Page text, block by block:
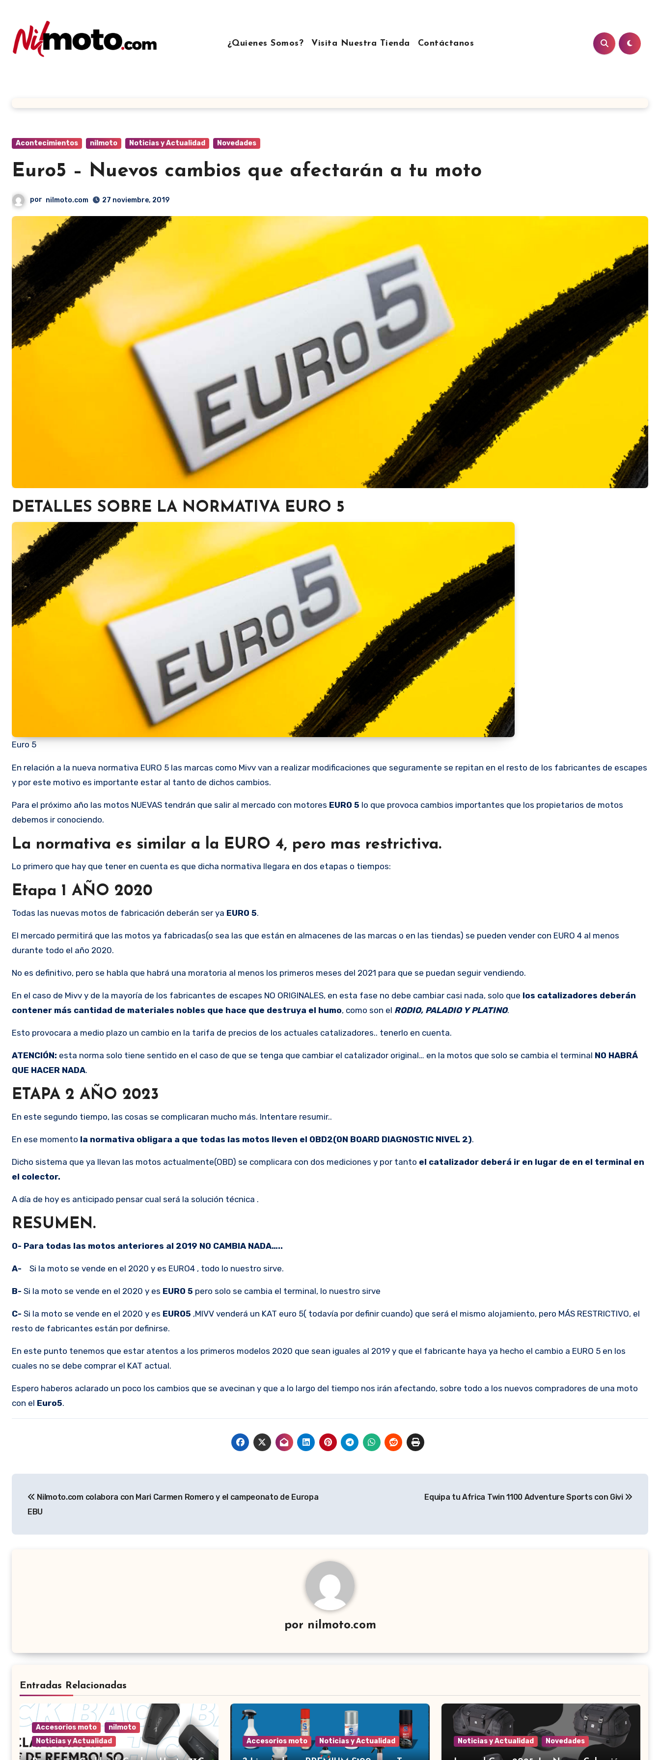
¿Quienes Somos? Visita Nuestra Tienda Contáctanos
Acontecimientos nilmoto Noticias y Actualidad Novedades
Euro5 – Nuevos cambios que afectarán a tu moto
por nilmoto.com 27 noviembre, 2019
DETALLES SOBRE LA NORMATIVA EURO 5
Euro 5
En relación a la nueva normativa EURO 5 las marcas como Mivv van a realizar modificaciones que seguramente se repitan en el resto de los fabricantes de escapes
y por este motivo es importante estar al tanto de dichos cambios.
Para el próximo año las motos NUEVAS tendrán que salir al mercado con motores EURO 5 lo que provoca cambios importantes que los propietarios de motos
debemos ir conociendo.
La normativa es similar a la EURO 4, pero mas restrictiva.
Lo primero que hay que tener en cuenta es que dicha normativa llegara en dos etapas o tiempos:
Etapa 1 AÑO 2020
Todas las nuevas motos de fabricación deberán ser ya EURO 5.
El mercado permitirá que las motos ya fabricadas(o sea las que están en almacenes de las marcas o en las tiendas) se pueden vender con EURO 4 al menos
durante todo el año 2020.
No es definitivo, pero se habla que habrá una moratoria al menos los primeros meses del 2021 para que se puedan seguir vendiendo.
En el caso de Mivv y de la mayoría de los fabricantes de escapes NO ORIGINALES, en esta fase no debe cambiar casi nada, solo que los catalizadores deberán
contener más cantidad de materiales nobles que hace que destruya el humo, como son el RODIO, PALADIO Y PLATINO.
Esto provocara a medio plazo un cambio en la tarifa de precios de los actuales catalizadores.. tenerlo en cuenta.
ATENCIÓN: esta norma solo tiene sentido en el caso de que se tenga que cambiar el catalizador original… en la motos que solo se cambia el terminal NO HABRÁ
QUE HACER NADA.
ETAPA 2 AÑO 2023
En este segundo tiempo, las cosas se complicaran mucho más. Intentare resumir..
En ese momento la normativa obligara a que todas las motos lleven el OBD2(ON BOARD DIAGNOSTIC NIVEL 2).
Dicho sistema que ya llevan las motos actualmente(OBD) se complicara con dos mediciones y por tanto el catalizador deberá ir en lugar de en el terminal en
el colector.
A día de hoy es anticipado pensar cual será la solución técnica .
RESUMEN.
O- Para todas las motos anteriores al 2019 NO CAMBIA NADA…..
A- Si la moto se vende en el 2020 y es EURO4 , todo lo nuestro sirve.
B- Si la moto se vende en el 2020 y es EURO 5 pero solo se cambia el terminal, lo nuestro sirve
C- Si la moto se vende en el 2020 y es EURO5 ,MIVV venderá un KAT euro 5( todavía por definir cuando) que será el mismo alojamiento, pero MÁS RESTRICTIVO, el
resto de fabricantes están por definirse.
En este punto tenemos que estar atentos a los primeros modelos 2020 que sean iguales al 2019 y que el fabricante haya ya hecho el cambio a EURO 5 en los
cuales no se debe comprar el KAT actual.
Espero haberos aclarado un poco los cambios que se avecinan y que a lo largo del tiempo nos irán afectando, sobre todo a los nuevos compradores de una moto
con el Euro5.
Nilmoto.com colabora con Mari Carmen Romero y el campeonato de Europa
EBU
Equipa tu Africa Twin 1100 Adventure Sports con Givi
por nilmoto.com
Entradas Relacionadas
Accesorios moto
nilmoto
Noticias y Actualidad
Accesorios moto Noticias y Actualidad Noticias y Actualidad Novedades